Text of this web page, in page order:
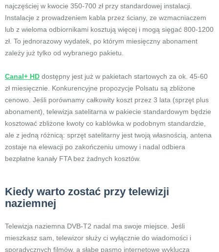
najczęściej w kwocie 350-700 zł przy standardowej instalacji.
Instalacje z prowadzeniem kabla przez ściany, ze wzmacniaczem
lub z wieloma odbiornikami kosztują więcej i mogą sięgać 800-1200
zł. To jednorazowy wydatek, po którym miesięczny abonament
zależy już tylko od wybranego pakietu.
Canal+ HD dostępny jest już w pakietach startowych za ok. 45-60
zł miesięcznie. Konkurencyjne propozycje Polsatu są zbliżone
cenowo. Jeśli porównamy całkowity koszt przez 3 lata (sprzęt plus
abonament), telewizja satelitarna w pakiecie standardowym będzie
kosztować zbliżone kwoty co kablówka w podobnym standardzie,
ale z jedną różnicą: sprzęt satelitarny jest twoją własnością, antena
zostaje na elewacji po zakończeniu umowy i nadal odbiera
bezpłatne kanały FTA bez żadnych kosztów.
Kiedy warto zostać przy telewizji
naziemnej
Telewizja naziemna DVB-T2 nadal ma swoje miejsce. Jeśli
mieszkasz sam, telewizor służy ci wyłącznie do wiadomości i
sporadycznych filmów, a słabe pasmo internetowe wyklucza